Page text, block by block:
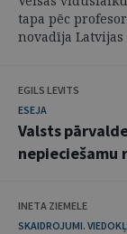
tapa pēc
novadīja
EGILS LEVITS
ESEJA
Valsts
nepieciešamu
INETA ZIEMELE
SKAIDROJUMI.